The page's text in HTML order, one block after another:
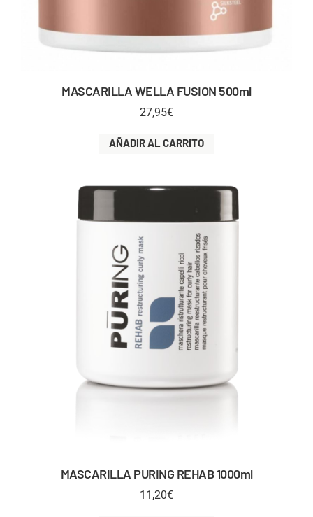
MASCARILLA WELLA FUSION 500ml
27,95€
AÑADIR AL CARRITO
MASCARILLA PURING REHAB 1000ml
11,20€